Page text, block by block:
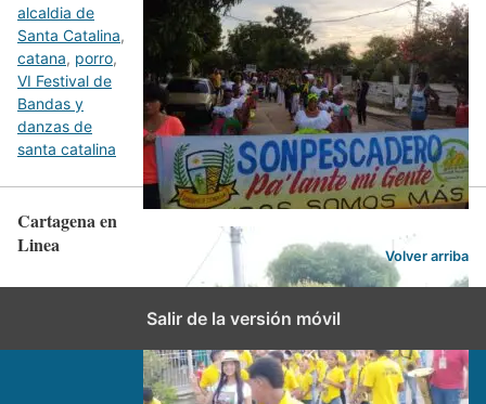
alcaldia de
Santa Catalina,
catana, porro,
VI Festival de
Bandas y
danzas de
santa catalina
Cartagena en
Linea
Volver arriba
Salir de la versión móvil